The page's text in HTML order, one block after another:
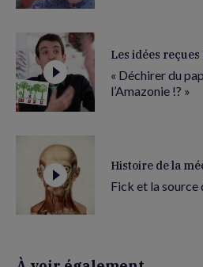
Les idées
« Déchirer du
l’Amazonie !? »
Histoire de la
Fick et la source